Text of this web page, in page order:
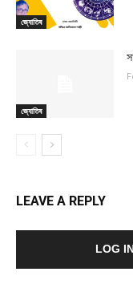
জ্যোতিষ
জ্যোতিষ
LEAVE A REPLY
LOG